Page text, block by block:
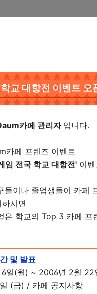
교 대항전 이벤트 오
카페 관리자 입니다.
카페 프렌즈 이벤트
임 전국 학교 대항전' 이
들이나 졸업생들이 카페
시면
은 학교의 Top 3 카페 프
및 발표
일(월) ~ 2006년 2월 22
(금) / 카페 공지사항